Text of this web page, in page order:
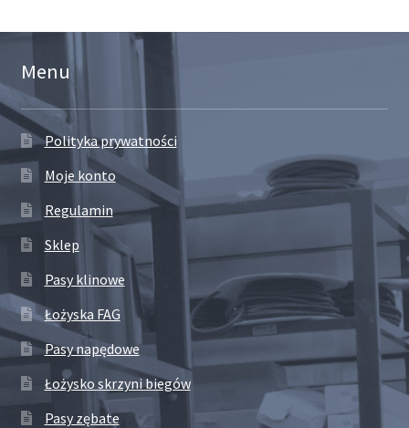
Menu
Polityka prywatności
Moje konto
Regulamin
Sklep
Pasy klinowe
Łożyska FAG
Pasy napędowe
Łożysko skrzyni biegów
Pasy zębate